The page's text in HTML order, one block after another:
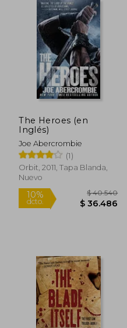
6%
dcto. $ 44.965
The Heroes (en
Inglés)
Joe Abercrombie
(1)
Orbit, 2011, Tapa Blanda,
Nuevo
10%
dcto.
$ 40.540
$ 36.486